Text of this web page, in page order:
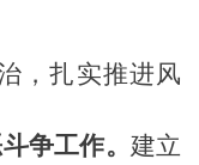
，扎实推进风
争工作。 建立